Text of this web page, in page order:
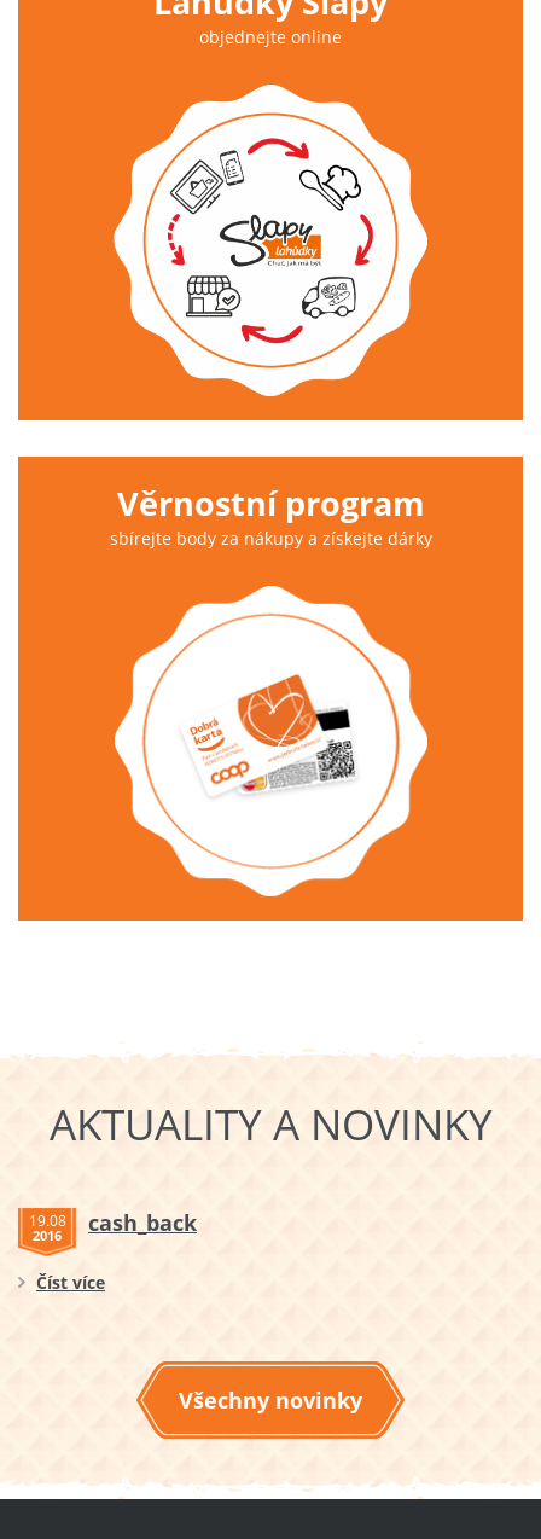
objednejte online
Věrnostní program
sbírejte body za nákupy a získejte dárky
AKTUALITY A NOVINKY
19.08
2016 cash_back
Číst více
Všechny novinky